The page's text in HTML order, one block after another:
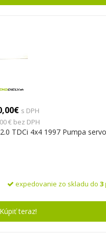
s DPH
€ bez DPH
TDCi 4x4 1997 Pumpa
expedovanie zo skladu do 3
teraz!